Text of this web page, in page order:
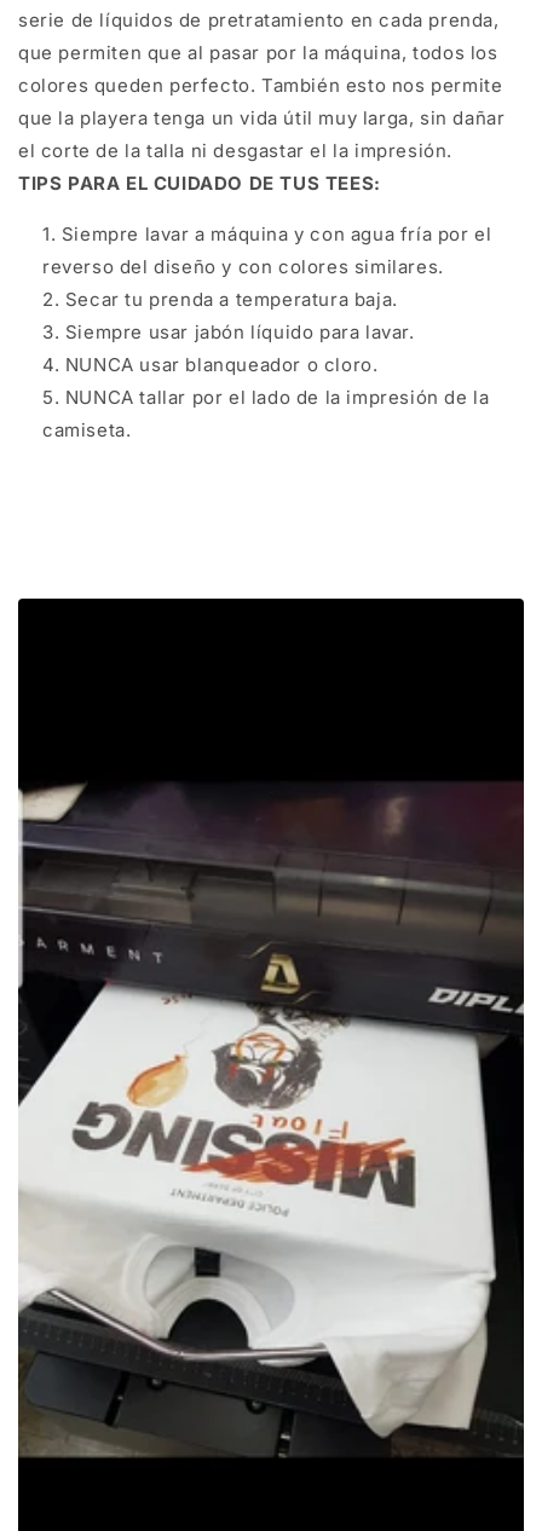
serie de líquidos de pretratamiento en cada prenda,
que permiten que al pasar por la máquina, todos los
colores queden perfecto. También esto nos permite
que la playera tenga un vida útil muy larga, sin dañar
el corte de la talla ni desgastar el la impresión.
TIPS PARA EL CUIDADO DE TUS TEES:
Siempre lavar a máquina y con agua fría por el
reverso del diseño y con colores similares.
Secar tu prenda a temperatura baja.
Siempre usar jabón líquido para lavar.
NUNCA usar blanqueador o cloro.
NUNCA tallar por el lado de la impresión de la
camiseta.